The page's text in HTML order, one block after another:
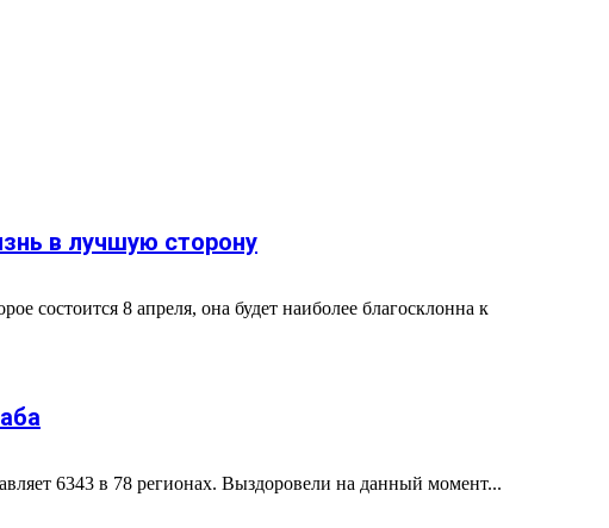
в лучшую сторону
состоится 8 апреля, она будет наиболее благосклонна к
6343 в 78 регионах. Выздоровели на данный момент...